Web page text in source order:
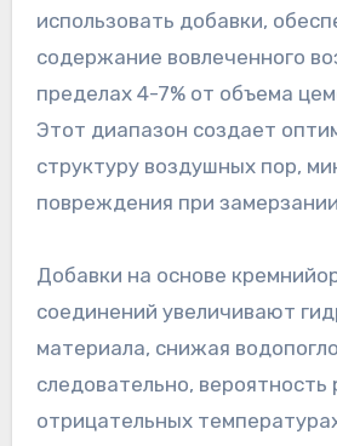
использовать добавки,
содержание вовлеченного
пределах 4-7% от объема
Этот диапазон создает
структуру воздушных пор,
повреждения при
Добавки на основе
соединений увеличивают
материала, снижая
следовательно,
отрицательных